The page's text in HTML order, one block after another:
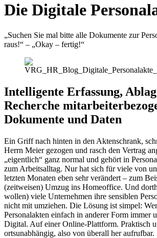
Die Digitale
„Suchen Sie mal bitte alle Dokumente zur
raus!“ – „Okay – fertig!“
Intelligente Erfassung,
Recherche
Dokumente und Daten
Ein Griff nach hinten in den Aktenschrank,
Herrn Meier gezogen und rasch den Vertrag
„eigentlich“ ganz normal und gehört in
zum Arbeitsalltag. Nur hat sich für viele von
letzten Monaten eben sehr verändert – zum
(zeitweisen) Umzug ins Homeoffice. Und
wollen) viele Unternehmen ihre sensiblen
nicht mit umziehen. Die Lösung ist simpel:
Personalakten einfach in anderer Form immer
Digital. Auf einer Online-Plattform. Praktisch
ortsunabhängig, also von überall her aufrufbar.